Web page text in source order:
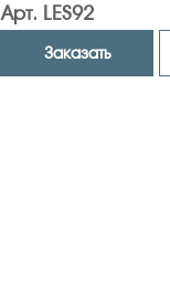
Арт. LES92
Заказать